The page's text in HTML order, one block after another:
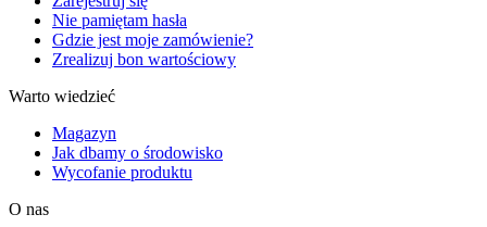
Nie pamiętam hasła
Gdzie jest moje zamówienie?
Zrealizuj bon wartościowy
Warto wiedzieć
Magazyn
Jak dbamy o środowisko
Wycofanie produktu
O nas